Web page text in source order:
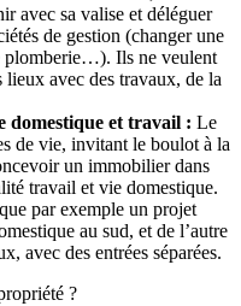
avec sa valise et déléguer
de gestion (changer une
plomberie…). Ils ne veulent
lieux avec des travaux, de la
domestique et travail : Le
de vie, invitant le boulot à la
un immobilier dans
travail et vie domestique.
par exemple un projet
au sud, et de l’autre
avec des entrées séparées.
?